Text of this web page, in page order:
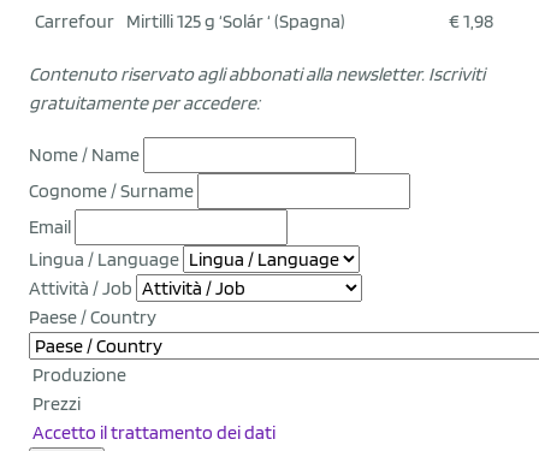
Carrefour Mirtilli 125 g ‘Solár ‘ (Spagna) € 1,98
Contenuto riservato agli abbonati alla newsletter. Iscriviti
gratuitamente per accedere:
Nome / Name
Cognome / Surname
Email
Lingua / Language
Attività / Job
Paese / Country
Produzione
Prezzi
Accetto il trattamento dei dati